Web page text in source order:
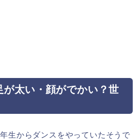
太い・顔がでかい？世
生からダンスをやっていたそうで